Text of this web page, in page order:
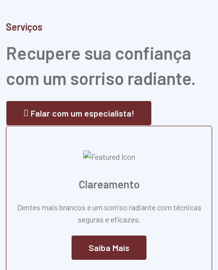
Serviços
Recupere sua confiança
com um sorriso radiante.
Falar com um especialista!
Clareamento
Dentes mais brancos e um sorriso radiante com técnicas
seguras e eficazes.
Saiba Mais